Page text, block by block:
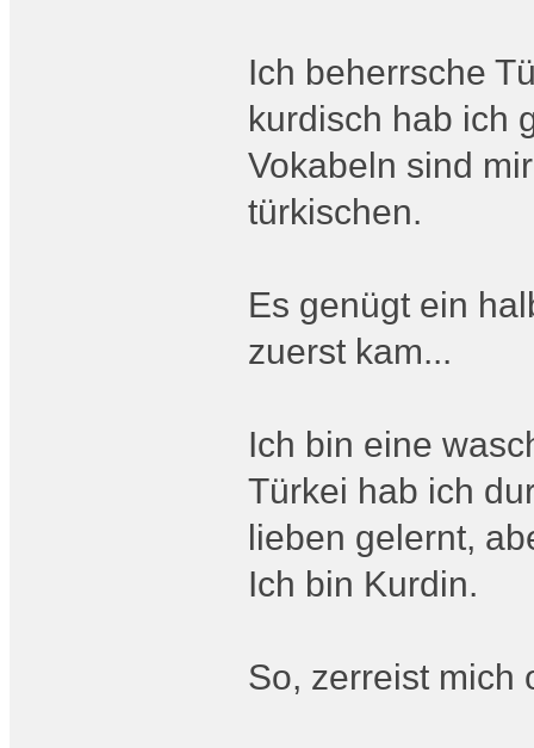
Ich beherrsche
kurdisch hab ich
Vokabeln sind
türkischen.
Es genügt ein
zuerst kam...
Ich bin eine
Türkei hab ich
lieben gelernt,
Ich bin Kurdin.
So, zerreist mich